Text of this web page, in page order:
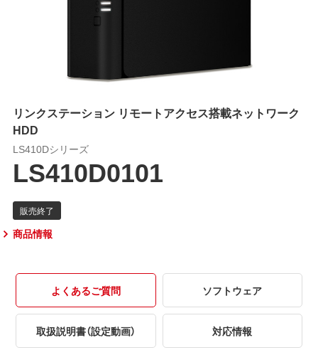
リンクステーション リモートアクセス搭載ネットワーク
HDD
LS410Dシリーズ
LS410D0101
商品情報
よくあるご質問 ソフトウェア
取扱説明書（設定動画） 対応情報